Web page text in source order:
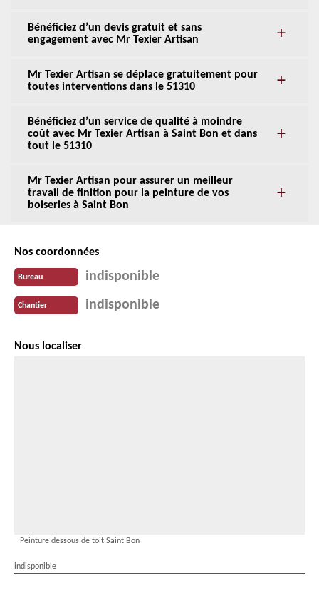
Bénéficiez d’un devis gratuit et sans
engagement avec Mr Texier Artisan
Mr Texier Artisan se déplace gratuitement pour
toutes interventions dans le 51310
Bénéficiez d’un service de qualité à moindre
coût avec Mr Texier Artisan à Saint Bon et dans
tout le 51310
Mr Texier Artisan pour assurer un meilleur
travail de finition pour la peinture de vos
boiseries à Saint Bon
Nos coordonnées
Bureau indisponible
Chantier indisponible
Nous localiser
Peinture dessous de toit Saint Bon
indisponible